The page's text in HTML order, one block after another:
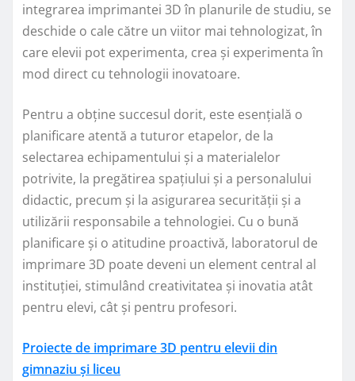
integrarea imprimantei 3D în planurile de studiu, se
deschide o cale către un viitor mai tehnologizat, în
care elevii pot experimenta, crea și experimenta în
mod direct cu tehnologii inovatoare.
Pentru a obține succesul dorit, este esențială o
planificare atentă a tuturor etapelor, de la
selectarea echipamentului și a materialelor
potrivite, la pregătirea spațiului și a personalului
didactic, precum și la asigurarea securității și a
utilizării responsabile a tehnologiei. Cu o bună
planificare și o atitudine proactivă, laboratorul de
imprimare 3D poate deveni un element central al
instituției, stimulând creativitatea și inovatia atât
pentru elevi, cât și pentru profesori.
Proiecte de imprimare 3D pentru elevii din
gimnaziu și liceu